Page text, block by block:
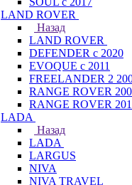
LAND ROVER
Назад
LAND ROVER
DEFENDER с 2020
EVOQUE с 2011
FREELANDER 2
RANGE ROVER
RANGE ROVER
LADA
Назад
LADA
LARGUS
NIVA
NIVA TRAVEL